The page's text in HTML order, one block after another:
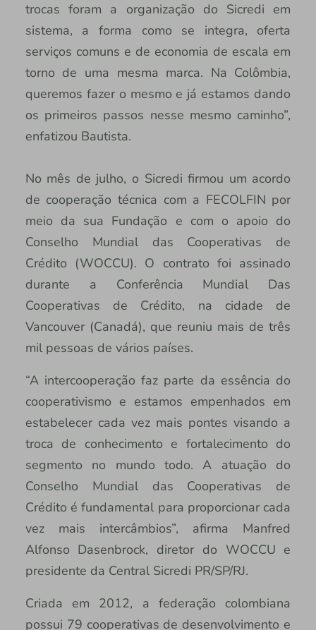
trocas foram a organização do Sicredi em
sistema, a forma como se integra, oferta
serviços comuns e de economia de escala em
torno de uma mesma marca. Na Colômbia,
queremos fazer o mesmo e já estamos dando
os primeiros passos nesse mesmo caminho”,
enfatizou Bautista.
No mês de julho, o Sicredi firmou um acordo
de cooperação técnica com a FECOLFIN por
meio da sua Fundação e com o apoio do
Conselho Mundial das Cooperativas de
Crédito (WOCCU). O contrato foi assinado
durante a Conferência Mundial Das
Cooperativas de Crédito, na cidade de
Vancouver (Canadá), que reuniu mais de três
mil pessoas de vários países.
“A intercooperação faz parte da essência do
cooperativismo e estamos empenhados em
estabelecer cada vez mais pontes visando a
troca de conhecimento e fortalecimento do
segmento no mundo todo. A atuação do
Conselho Mundial das Cooperativas de
Crédito é fundamental para proporcionar cada
vez mais intercâmbios”, afirma Manfred
Alfonso Dasenbrock, diretor do WOCCU e
presidente da Central Sicredi PR/SP/RJ.
Criada em 2012, a federação colombiana
possui 79 cooperativas de desenvolvimento e